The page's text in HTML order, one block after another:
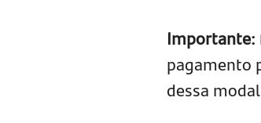
Importante:
pagamento
dessa